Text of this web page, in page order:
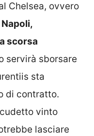
Chelsea, ovvero
scorsa
servirà sborsare
sta
di contratto.
vinto
lasciare